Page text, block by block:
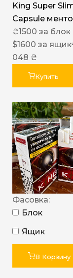
King Super
Capsule
₴1500 за блок
$1600 за ящик
048 ₴
Купить
Фасовка:
Блок
Ящик
В Корзину